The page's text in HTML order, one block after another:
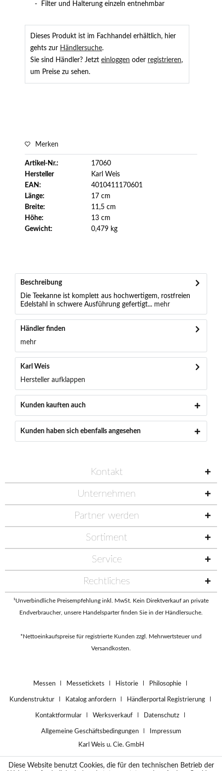
- Filter und Halterung einzeln entnehmbar
Dieses Produkt ist im Fachhandel erhältlich, hier
gehts zur Händlersuche.
Sie sind Händler? Jetzt einloggen oder registrieren,
um Preise zu sehen.
Merken
Artikel-Nr.:
17060
Hersteller
Karl Weis
EAN:
4010411170601
Länge:
17 cm
Breite:
11,5 cm
Höhe:
13 cm
Gewicht:
0,479 kg
Beschreibung
Die Teekanne ist komplett aus hochwertigem, rostfreien
Edelstahl in schwere Ausführung gefertigt... mehr
Händler finden
mehr
Karl Weis
Hersteller aufklappen
Kunden kauften auch
Kunden haben sich ebenfalls angesehen
Rechtliches
Unternehmen
Partner werden
Kontakt
Sortiment
Service
¹Unverbindliche Preisempfehlung inkl. MwSt. Kein Direktverkauf an private
Endverbraucher, unsere Handelsparter finden Sie in der Händlersuche
*Nettoeinkaufspreise für registrierte Kunden zzgl. Mehrwertsteuer und
Versandkosten.
Messen Messetickets Historie Philosophie
Kundenstruktur Katalog anfordern Händlerportal Registrierung
Kontaktformular Werksverkauf Datenschutz
Allgemeine Geschäftsbedingungen Impressum
Karl Weis u. Cie. GmbH
Diese Website benutzt Cookies, die für den technischen Betrieb der